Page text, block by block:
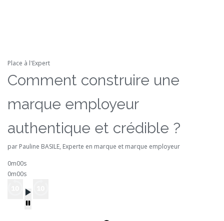
Place à l'Expert
Comment construire une
marque employeur
authentique et crédible ?
par Pauline BASILE, Experte en marque et marque employeur
0m00s
0m00s